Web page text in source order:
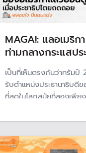
MAGA!: แลอเมริก
ท่ามกลางกระแสป
เป็นที่เห็นตรงกันว่าทรัมป์
รับตำแหน่งประธานาธิบดี
ที่สุดในโลกสมัยที่สองเพีย
สหรัฐอเมริกาเองและในระ